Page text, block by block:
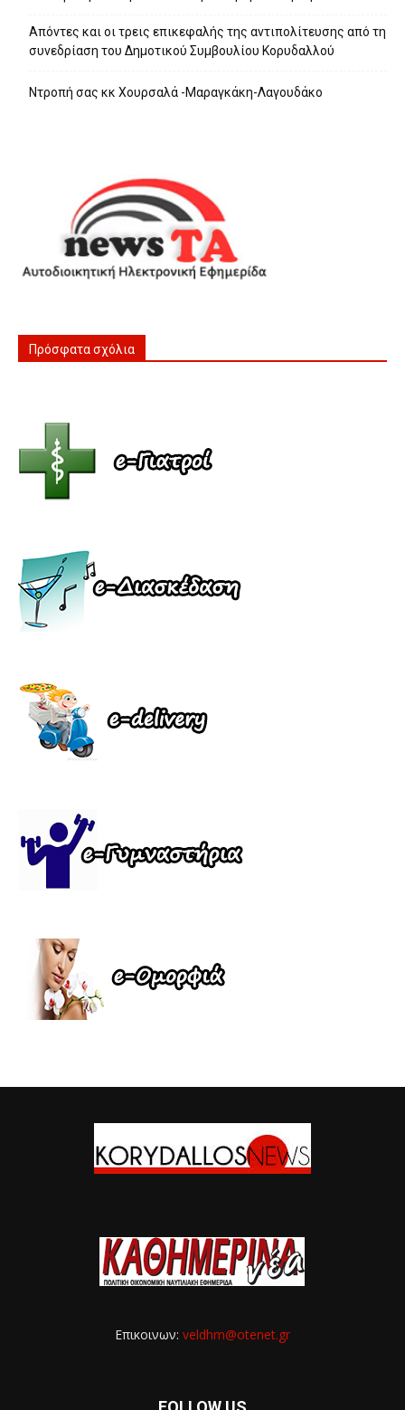
Απόντες και οι τρεις επικεφαλής της αντιπολίτευσης από τη
συνεδρίαση του Δημοτικού Συμβουλίου Κορυδαλλού
Ντροπή σας κκ Χουρσαλά -Μαραγκάκη-Λαγουδάκο
Πρόσφατα σχόλια
Επικοινων: veldhm@otenet.gr